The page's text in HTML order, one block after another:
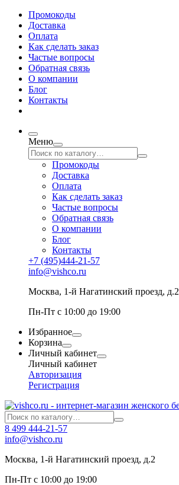
Промокоды
Доставка
Оплата
Как сделать заказ
Частые вопросы
Обратная связь
О компании
Блог
Контакты
Меню
Промокоды
Доставка
Оплата
Как сделать заказ
Частые вопросы
Обратная связь
О компании
Блог
Контакты
+7 (495)444-21-57
info@vishco.ru
Москва, 1-й Нагатинский проезд, д.2
Пн-Пт с 10:00 до 19:00
Избранное
Корзина
Личный кабинет
Личный кабинет
Авторизация
Регистрация
8 499 444-21-57
info@vishco.ru
Москва, 1-й Нагатинский проезд, д.2
Пн-Пт с 10:00 до 19:00